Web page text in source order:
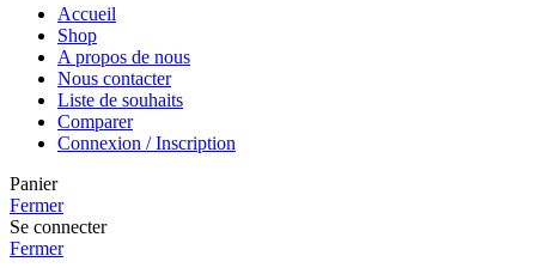
Accueil
Shop
A propos de nous
Nous contacter
Liste de souhaits
Comparer
Connexion / Inscription
Panier
Fermer
Se connecter
Fermer